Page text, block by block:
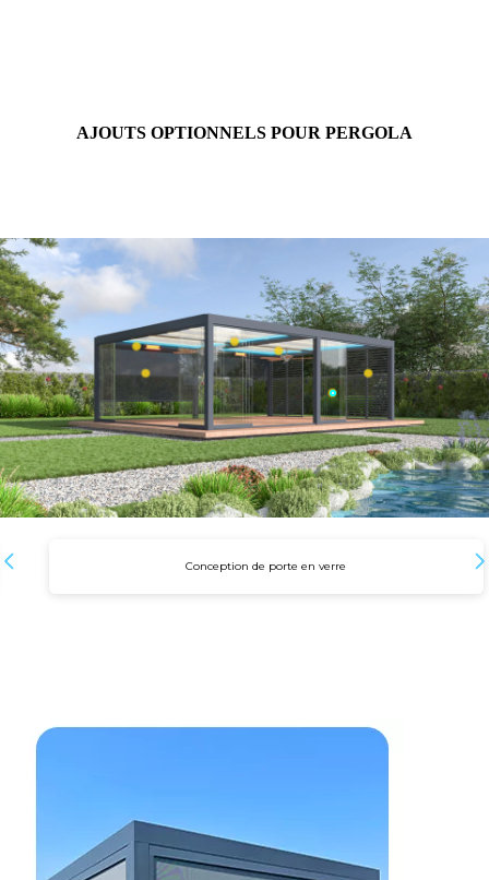
AJOUTS OPTIONNELS POUR PERGOLA
Conception de porte en verre